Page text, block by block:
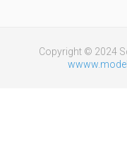
Copyright © 2024